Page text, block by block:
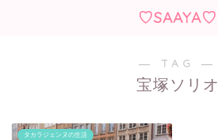
♡SAAYA♡
― TAG ―
宝塚ソリオ
タカラジェンヌの生活